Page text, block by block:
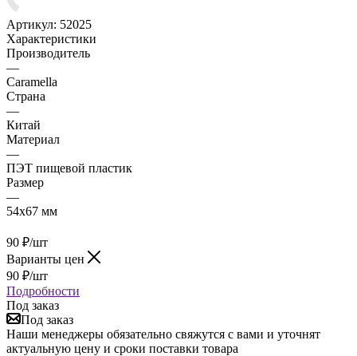
Артикул: 52025
Характеристики
Производитель
—
Caramella
Страна
—
Китай
Материал
—
ПЭТ пищевой пластик
Размер
—
54х67 мм
90 ₽/шт
Варианты цен
90 ₽/шт
Подробности
Под заказ
Под заказ
Наши менеджеры обязательно свяжутся с вами и уточнят
актуальную цену и сроки поставки товара